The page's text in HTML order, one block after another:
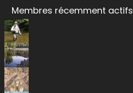
Membres récemment actifs